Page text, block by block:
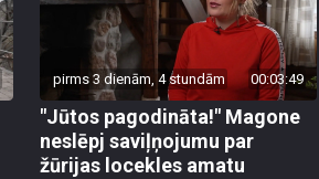
pirms 3 dienām, 4 stundām 00:03:49
"Jūtos pagodināta!" Magone
neslēpj saviļņojumu par
žūrijas locekles amatu